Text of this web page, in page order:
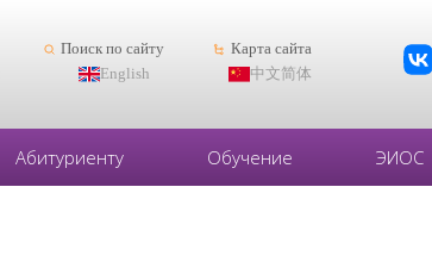
Поиск по сайту
Карта сайта
English 中文简体
Абитуриенту Обучение ЭИОС